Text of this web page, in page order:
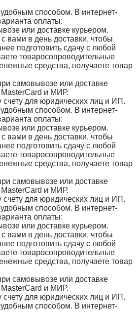
способом. В интернет-
оплаты:
или доставке курьером.
вами в день доставки, чтобы
подготовить сдачу с любой
товаросопроводительные
средства, получаете товар
самовывозе или доставке
MasterCard и МИР.
счету для юридических лиц и ИП.
способом. В интернет-
оплаты:
или доставке курьером.
вами в день доставки, чтобы
подготовить сдачу с любой
товаросопроводительные
средства, получаете товар
самовывозе или доставке
MasterCard и МИР.
счету для юридических лиц и ИП.
способом. В интернет-
оплаты:
или доставке курьером.
вами в день доставки, чтобы
подготовить сдачу с любой
товаросопроводительные
средства, получаете товар
самовывозе или доставке
MasterCard и МИР.
счету для юридических лиц и ИП.
способом. В интернет-